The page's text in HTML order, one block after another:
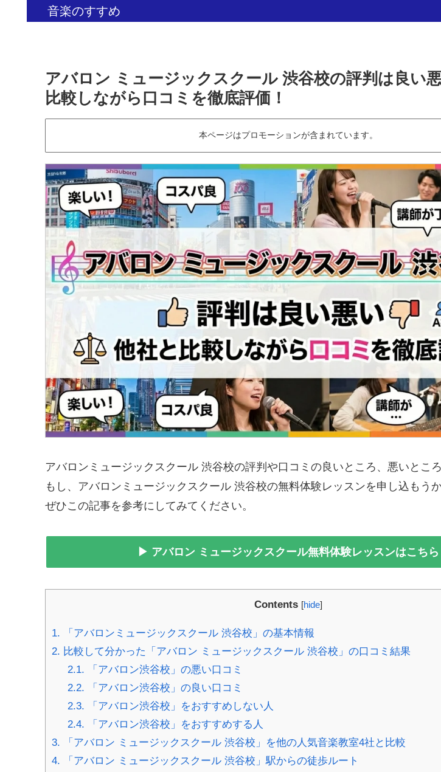
音楽のすすめ
アバロン ミュージックスクール 渋谷校の評判は良い
比較しながら口コミを徹底評価！
本ページはプロモーションが含まれています。
アバロンミュージックスクール 渋谷校の評判や口コミの良いところ、悪いとこ
もし、アバロンミュージックスクール 渋谷校の無料体験レッスンを申し込もう
ぜひこの記事を参考にしてみてください。
▶ アバロン ミュージックスクール無料体験レッスンはこちら
Contents [hide]
1. 「アバロンミュージックスクール 渋谷校」の基本情報
2. 比較して分かった「アバロン ミュージックスクール 渋谷校」の口コミ結果
2.1. 「アバロン渋谷校」の悪い口コミ
2.2. 「アバロン渋谷校」の良い口コミ
2.3. 「アバロン渋谷校」をおすすめしない人
2.4. 「アバロン渋谷校」をおすすめする人
3. 「アバロン ミュージックスクール 渋谷校」を他の人気音楽教室4社と比較
4. 「アバロン ミュージックスクール 渋谷校」駅からの徒歩ルート